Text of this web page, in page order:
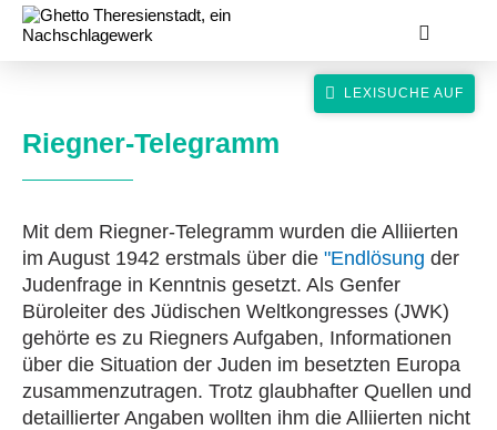
suche
Riegner-Telegramm
Mit dem Riegner-Telegramm wurden die Alliierten
im August 1942 erstmals über die "Endlösung der
Judenfrage in Kenntnis gesetzt. Als Genfer
Büroleiter des Jüdischen Weltkongresses (JWK)
gehörte es zu Riegners Aufgaben, Informationen
über die Situation der Juden im besetzten Europa
zusammenzutragen. Trotz glaubhafter Quellen und
detaillierter Angaben wollten ihm die Alliierten nicht